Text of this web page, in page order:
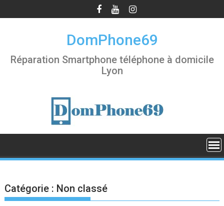
k
DomPhone69
Réparation Smartphone téléphone à domicile
Lyon
Catégorie : Non classé